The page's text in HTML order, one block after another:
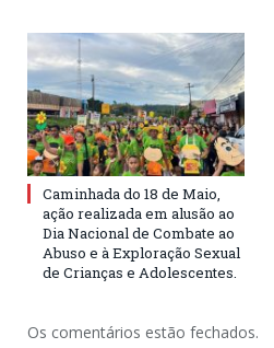
Caminhada do 18 de Maio,
ação realizada em alusão ao
Dia Nacional de Combate ao
Abuso e à Exploração Sexual
de Crianças e Adolescentes.
Os comentários estão fechados.